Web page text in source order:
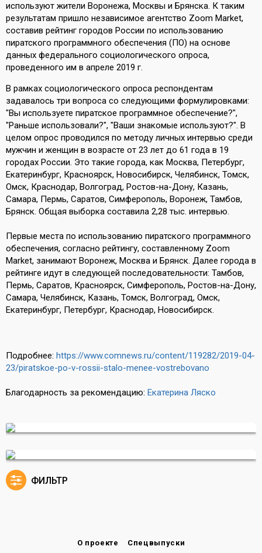
используют жители Воронежа, Москвы и Брянска. К таким
результатам пришло независимое агентство Zoom Market,
составив рейтинг городов России по использованию
пиратского программного обеспечения (ПО) на основе
данных федерального социологического опроса,
проведенного им в апреле 2019 г.
В рамках социологического опроса респондентам
задавалось три вопроса со следующими формулировками:
"Вы используете пиратское программное обеспечение?",
"Раньше использовали?", "Ваши знакомые используют?". В
целом опрос проводился по методу личных интервью среди
мужчин и женщин в возрасте от 23 лет до 61 года в 19
городах России. Это такие города, как Москва, Петербург,
Екатеринбург, Красноярск, Новосибирск, Челябинск, Томск,
Омск, Краснодар, Волгоград, Ростов-на-Дону, Казань,
Самара, Пермь, Саратов, Симферополь, Воронеж, Тамбов,
Брянск. Общая выборка составила 2,28 тыс. интервью.
Первые места по использованию пиратского программного
обеспечения, согласно рейтингу, составленному Zoom
Market, занимают Воронеж, Москва и Брянск. Далее города в
рейтинге идут в следующей последовательности: Тамбов,
Пермь, Саратов, Красноярск, Симферополь, Ростов-на-Дону,
Самара, Челябинск, Казань, Томск, Волгоград, Омск,
Екатеринбург, Петербург, Краснодар, Новосибирск.
Подробнее: https://www.comnews.ru/content/119282/2019-04-
23/piratskoe-po-v-rossii-stalo-menee-vostrebovano
Благодарность за рекомендацию: Екатерина Ляско
ФИЛЬТР
О проекте Спецвыпуски